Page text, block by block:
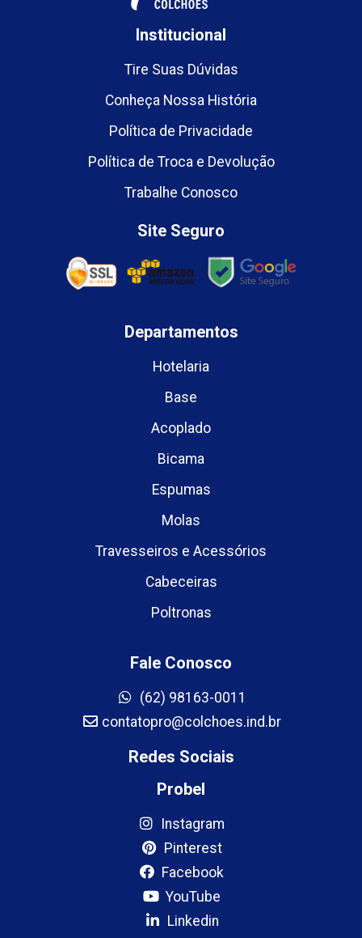
Institucional
Tire Suas Dúvidas
Conheça Nossa História
Política de Privacidade
Política de Troca e Devolução
Trabalhe Conosco
Site Seguro
Departamentos
Hotelaria
Base
Acoplado
Bicama
Espumas
Molas
Travesseiros e Acessórios
Cabeceiras
Poltronas
Fale Conosco
(62) 98163-0011
contatopro@colchoes.ind.br
Redes Sociais
Probel
Instagram
Pinterest
Facebook
YouTube
Linkedin